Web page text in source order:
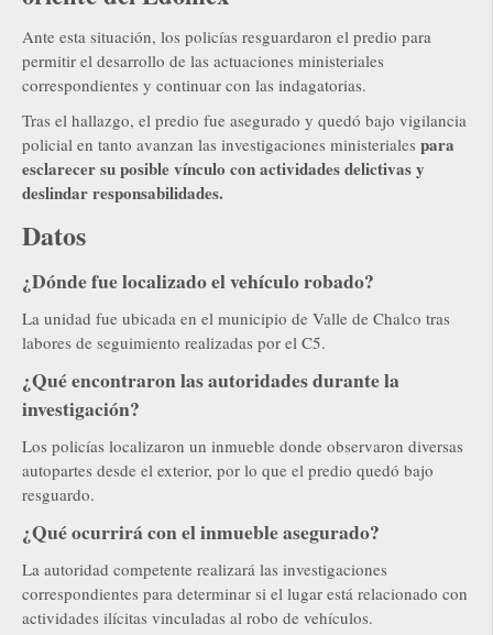
Ante esta situación, los policías resguardaron el predio para
permitir el desarrollo de las actuaciones ministeriales
correspondientes y continuar con las indagatorias.
Tras el hallazgo, el predio fue asegurado y quedó bajo vigilancia
policial en tanto avanzan las investigaciones ministeriales para
esclarecer su posible vínculo con actividades delictivas y
deslindar responsabilidades.
Datos
¿Dónde fue localizado el vehículo robado?
La unidad fue ubicada en el municipio de Valle de Chalco tras
labores de seguimiento realizadas por el C5.
¿Qué encontraron las autoridades durante la
investigación?
Los policías localizaron un inmueble donde observaron diversas
autopartes desde el exterior, por lo que el predio quedó bajo
resguardo.
¿Qué ocurrirá con el inmueble asegurado?
La autoridad competente realizará las investigaciones
correspondientes para determinar si el lugar está relacionado con
actividades ilícitas vinculadas al robo de vehículos.